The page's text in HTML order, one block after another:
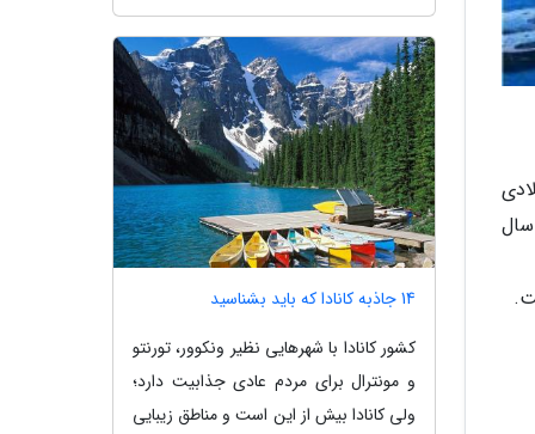
به هیچ کشوری وابسته نیست. این کشور در سال 1297 میلادی
سال
14 جاذبه کانادا که باید بشناسید
کشور کانادا با شهرهایی نظیر ونکوور، تورنتو
و مونترال برای مردم عادی جذابیت دارد؛
ولی کانادا بیش از این است و مناطق زیبایی